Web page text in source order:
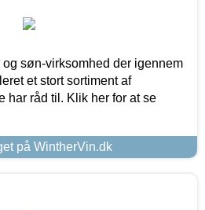
søn-virksomhed der igennem
et stort sortiment af
har råd til. Klik her for at se
på WintherVin.dk